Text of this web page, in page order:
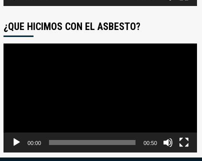
¿QUE HICIMOS CON EL ASBESTO?
00:00 00:50